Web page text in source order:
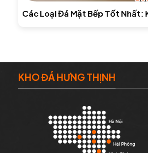
Các Loại Đá Mặt Bếp Tốt Nhất:
KHO ĐÁ HƯNG THỊNH